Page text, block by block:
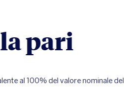
pari
al 100% del valore nominale del